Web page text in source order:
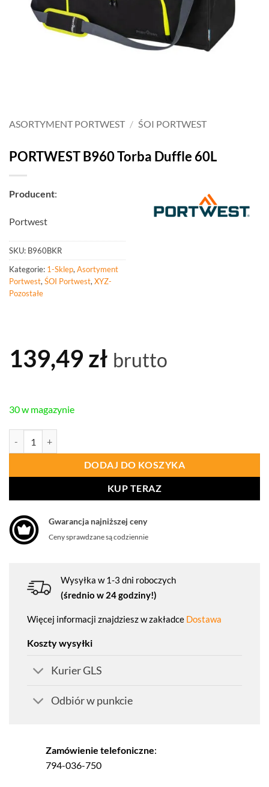
ASORTYMENT PORTWEST / ŚOI PORTWEST
PORTWEST B960 Torba Duffle 60L
Producent:
Portwest
SKU: B960BKR
Kategorie: 1-Sklep,Asortyment
Portwest,ŚOI Portwest,XYZ-
Pozostałe
139,49 zł brutto
30 w magazynie
DODAJ DO KOSZYKA
KUP TERAZ
Gwarancja najniższej ceny
Ceny sprawdzane są codziennie
Wysyłka w 1-3 dni roboczych
(średnio w 24 godziny!)
Więcej informacji znajdziesz w zakładce Dostawa
Koszty wysyłki
Kurier GLS
Odbiór w punkcie
Zamówienie telefoniczne:
794-036-750